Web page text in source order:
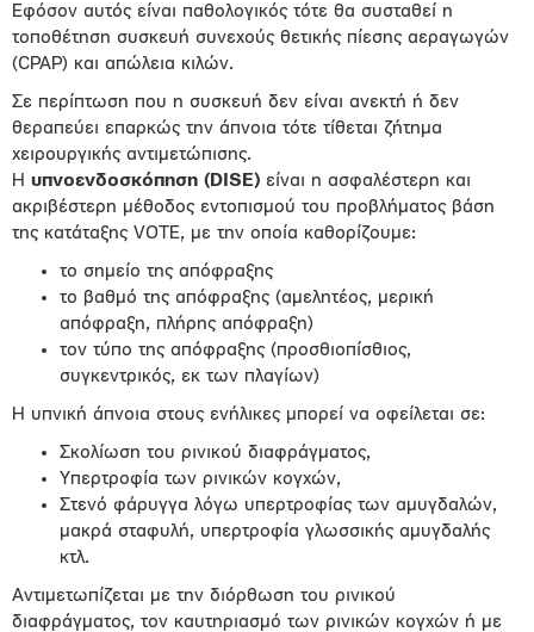
Εφόσον αυτός είναι παθολογικός τότε θα συσταθεί η
τοποθέτηση συσκευή συνεχούς θετικής πίεσης αεραγωγών
(CPAP) και απώλεια κιλών.
Σε περίπτωση που η συσκευή δεν είναι ανεκτή ή δεν
θεραπεύει επαρκώς την άπνοια τότε τίθεται ζήτημα
χειρουργικής αντιμετώπισης.
Η υπνοενδοσκόπηση (DISE) είναι η ασφαλέστερη και
ακριβέστερη μέθοδος εντοπισμού του προβλήματος βάση
της κατάταξης VOTE, με την οποία καθορίζουμε:
το σημείο της απόφραξης
το βαθμό της απόφραξης (αμελητέος, μερική
απόφραξη, πλήρης απόφραξη)
τον τύπο της απόφραξης (προσθιοπίσθιος,
συγκεντρικός, εκ των πλαγίων)
Η υπνική άπνοια στους ενήλικες μπορεί να οφείλεται σε:
Σκολίωση του ρινικού διαφράγματος,
Υπερτροφία των ρινικών κογχών,
Στενό φάρυγγα λόγω υπερτροφίας των αμυγδαλών,
μακρά σταφυλή, υπερτροφία γλωσσικής αμυγδαλής
κτλ.
Αντιμετωπίζεται με την διόρθωση του ρινικού
διαφράγματος, τον καυτηριασμό των ρινικών κογχών ή με